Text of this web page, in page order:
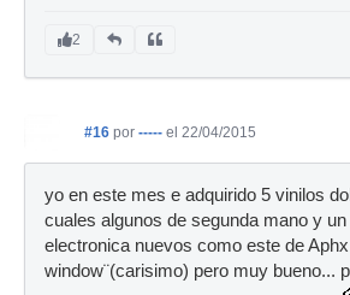
2
#16 por ----- el 22/04/2015
yo en este mes e adquirido 5 vinilos
cuales algunos de segunda mano y
electronica nuevos como este de
window¨(carisimo) pero muy bueno...